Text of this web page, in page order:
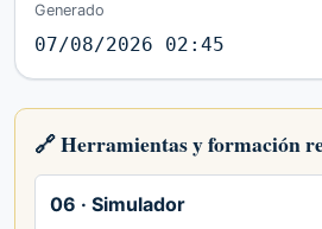
Generado
07/08/2026 02:45
🔗 Herramientas y formación
06 · Simulador